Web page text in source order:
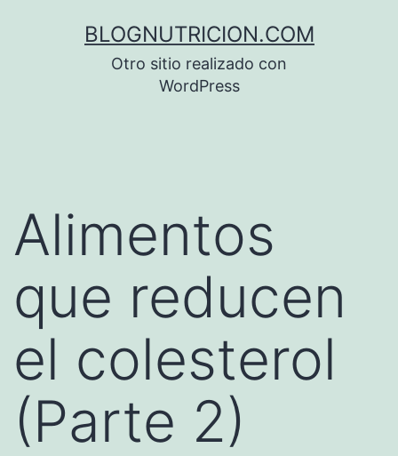
BLOGNUTRICION.COM
Otro sitio realizado con
WordPress
Alimentos
que reducen
el colesterol
(Parte 2)